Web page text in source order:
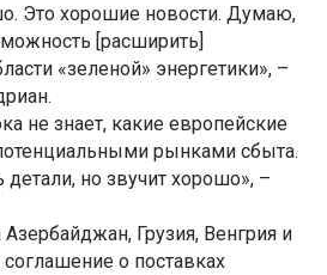
Это хорошие новости. Думаю,
[расширить]
«зеленой» энергетики», –
не знает, какие европейские
рынками сбыта.
но звучит хорошо», –
Грузия, Венгрия и
о поставках